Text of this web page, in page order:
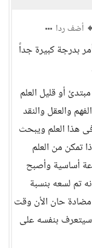
أضف ردا
بدرجة كبيرة جداً
أو قليل العلم
والعقل والنقد
هذا العلم ويبحث
تمكن من العلم
أساسية وأصبح
تم لسعه بنسبة
حان الأن وقت
سيتعرف بنفسه على